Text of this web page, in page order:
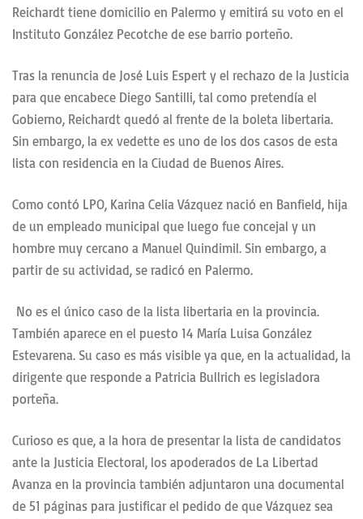
Reichardt tiene domicilio en Palermo y emitirá su voto en el
Instituto González Pecotche de ese barrio porteño.
Tras la renuncia de José Luis Espert y el rechazo de la Justicia
para que encabece Diego Santilli, tal como pretendía el
Gobierno, Reichardt quedó al frente de la boleta libertaria.
Sin embargo, la ex vedette es uno de los dos casos de esta
lista con residencia en la Ciudad de Buenos Aires.
Como contó LPO, Karina Celia Vázquez nació en Banfield, hija
de un empleado municipal que luego fue concejal y un
hombre muy cercano a Manuel Quindimil. Sin embargo, a
partir de su actividad, se radicó en Palermo.
No es el único caso de la lista libertaria en la provincia.
También aparece en el puesto 14 María Luisa González
Estevarena. Su caso es más visible ya que, en la actualidad, la
dirigente que responde a Patricia Bullrich es legisladora
porteña.
Curioso es que, a la hora de presentar la lista de candidatos
ante la Justicia Electoral, los apoderados de La Libertad
Avanza en la provincia también adjuntaron una documental
de 51 páginas para justificar el pedido de que Vázquez sea